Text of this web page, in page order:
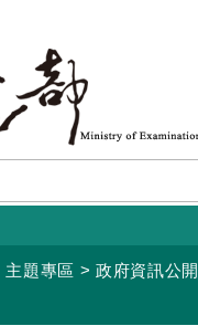
主題專區 >政府資訊公開